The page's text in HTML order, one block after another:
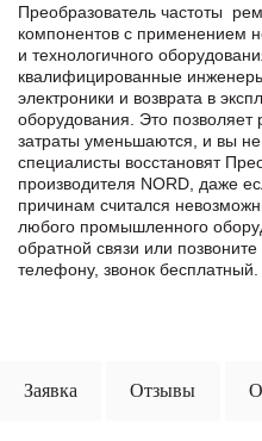
Преобразователь частоты
компонентов с применением
и технологичного
квалифицированные
электроники и возврата в
оборудования. Это
затраты уменьшаются, и вы
специалисты восстановят
производителя NORD, даже
причинам считался
любого промышленного
обратной связи или
телефону, звонок бесплатный.
Заявка Отзывы